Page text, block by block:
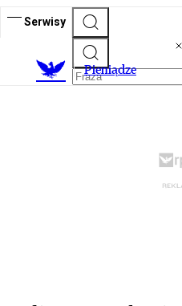
Serwisy
Pieniądze